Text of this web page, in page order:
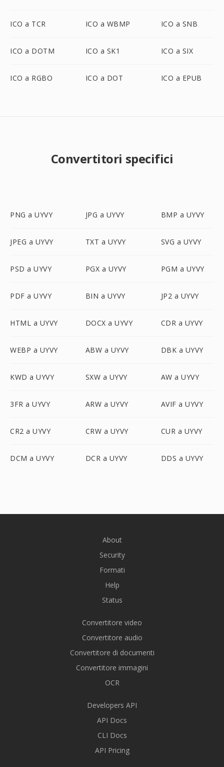
ICO a TCR ICO a WBMP ICO a SNB
ICO a DOTM ICO a SK1 ICO a SIX
ICO a RGBO ICO a DOT ICO a EPUB
Convertitori specifici
PNG a UYVY JPG a UYVY BMP a UYVY
JPEG a UYVY TXT a UYVY SVG a UYVY
PSD a UYVY PGX a UYVY PGM a UYVY
PDF a UYVY BIN a UYVY JP2 a UYVY
HTML a UYVY DOCX a UYVY CDR a UYVY
WEBP a UYVY ABW a UYVY DBK a UYVY
KWD a UYVY SXW a UYVY AW a UYVY
3FR a UYVY ARW a UYVY AVIF a UYVY
CR2 a UYVY CRW a UYVY CUR a UYVY
DCM a UYVY DCR a UYVY DDS a UYVY
About
Security
Formati
Help
Status
Convertitore video
Convertitore audio
Convertitore di documenti
Convertitore immagini
OCR
Developers API
API Docs
CLI Docs
API Pricing